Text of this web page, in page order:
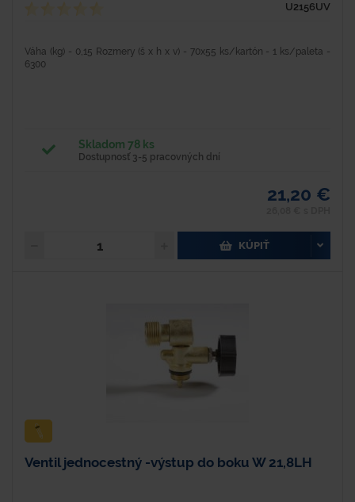
U2156UV
Váha (kg) - 0,15 Rozmery (š x h x v) - 70x55 ks/kartón - 1 ks/paleta -
6300
Skladom 78 ks
Dostupnosť 3-5 pracovných dní
21,20 €
KÚPIŤ
Ventil jednocestný -výstup do boku W 21,8LH